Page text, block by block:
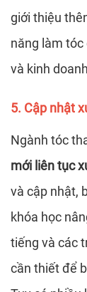
giới thiệu
năng làm tóc
và kinh
5. Cập nhật
Ngành tóc
mới liên tục
và cập nhật,
khóa học
tiếng và các
cần thiết để